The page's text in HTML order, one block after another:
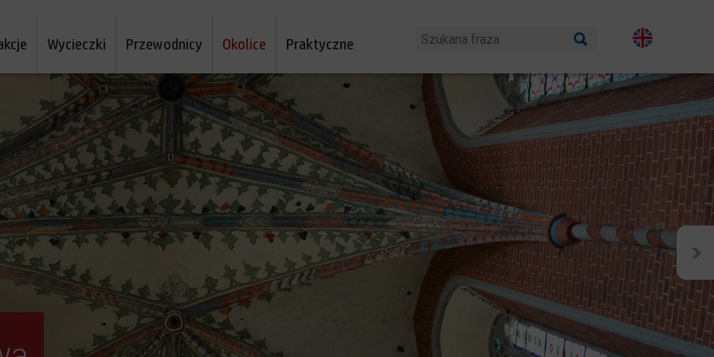
Wycieczki Przewodnicy Okolice Praktyczne